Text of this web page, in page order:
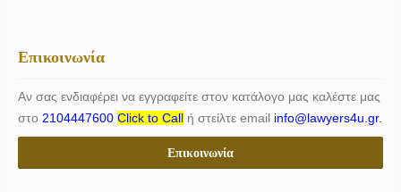
Επικοινωνία
Αν σας ενδιαφέρει να εγγραφείτε στον κατάλογο μας καλέστε μας
στο 2104447600 Click to Call ή στείλτε email info@lawyers4u.gr.
Επικοινωνία